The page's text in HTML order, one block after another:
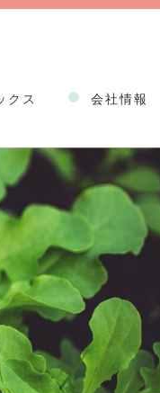
クス 会社情報
健康経営
事業情報
採用情報
約款
Web申込規程